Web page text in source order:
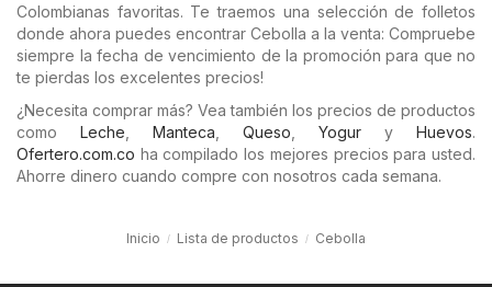
Colombianas favoritas. Te traemos una selección de folletos
donde ahora puedes encontrar Cebolla a la venta: Compruebe
siempre la fecha de vencimiento de la promoción para que no
te pierdas los excelentes precios!
¿Necesita comprar más? Vea también los precios de productos
como Leche Manteca Queso Yogur y Huevos.
Ofertero.com.co ha compilado los mejores precios para usted.
Ahorre dinero cuando compre con nosotros cada semana.
Inicio Lista de productos Cebolla